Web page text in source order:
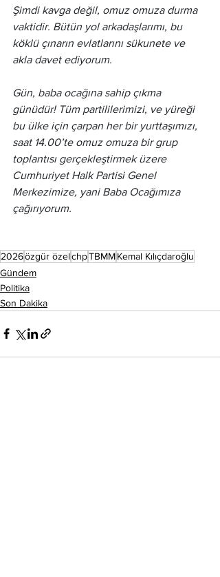
Şimdi kavga değil, omuz omuza durma
vaktidir. Bütün yol arkadaşlarımı, bu
köklü çınarın evlatlarını sükunete ve
akla davet ediyorum.
Gün, baba ocağına sahip çıkma
günüdür! Tüm partililerimizi, ve yüreği
bu ülke için çarpan her bir yurttaşımızı,
saat 14.00’te omuz omuza bir grup
toplantısı gerçekleştirmek üzere
Cumhuriyet Halk Partisi Genel
Merkezimize, yani Baba Ocağımıza
çağırıyorum.
2026özgür özelchpTBMMKemal Kılıçdaroğlu
Gündem
Politika
Son Dakika